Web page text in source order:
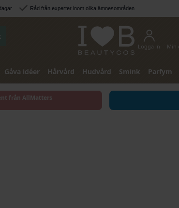
Råd från experter inom olika ämnesområden
Logga in Min
Gåva idéer Hårvård Hudvård Smink Parfym
från AllMatters